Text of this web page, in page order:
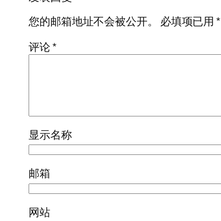
您的邮箱地址不会被公开。
必填项已用*
评论*
显示名称
邮箱
网站